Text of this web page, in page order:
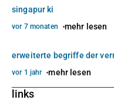
singapur ki
vor 7 monaten mehr lesen
erweiterte begriffe der
vor 1 jahr mehr lesen
links